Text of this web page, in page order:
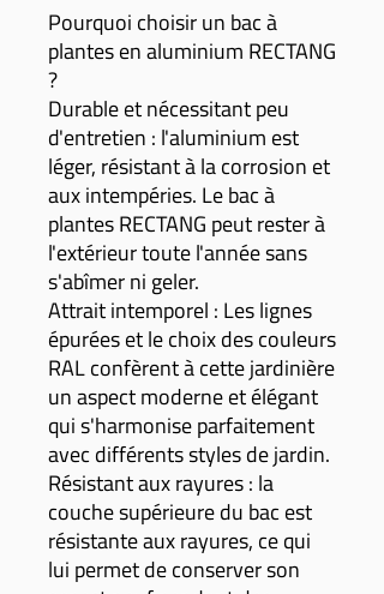
Pourquoi choisir un bac à
plantes en aluminium RECTANG
?
Durable et nécessitant peu
d'entretien : l'aluminium est
léger, résistant à la corrosion et
aux intempéries. Le bac à
plantes RECTANG peut rester à
l'extérieur toute l'année sans
s'abîmer ni geler.
Attrait intemporel : Les lignes
épurées et le choix des couleurs
RAL confèrent à cette jardinière
un aspect moderne et élégant
qui s'harmonise parfaitement
avec différents styles de jardin.
Résistant aux rayures : la
couche supérieure du bac est
résistante aux rayures, ce qui
lui permet de conserver son